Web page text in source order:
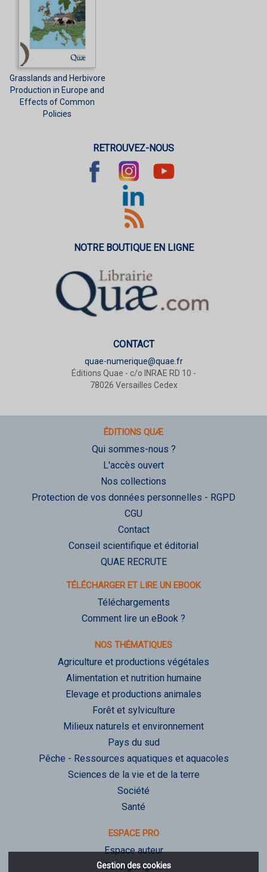
Gestion des cookies
Grasslands and Herbivore
Production in Europe and
Effects of Common
Policies
RETROUVEZ-NOUS
NOTRE BOUTIQUE EN LIGNE
CONTACT
quae-numerique@quae.fr
Éditions Quae - c/o INRAE RD 10 -
78026 Versailles Cedex
ÉDITIONS QUÆ
Qui sommes-nous ?
L'accès ouvert
Nos collections
Protection de vos données personnelles - RGPD
CGU
Contact
Conseil scientifique et éditorial
QUAE RECRUTE
TÉLÉCHARGER ET LIRE UN EBOOK
Téléchargements
Comment lire un eBook ?
NOS THÉMATIQUES
Agriculture et productions végétales
Alimentation et nutrition humaine
Elevage et productions animales
Forêt et sylviculture
Milieux naturels et environnement
Pays du sud
Pêche - Ressources aquatiques et aquacoles
Sciences de la vie et de la terre
Société
Santé
ESPACE PRO
Espace auteur
Foreign rights